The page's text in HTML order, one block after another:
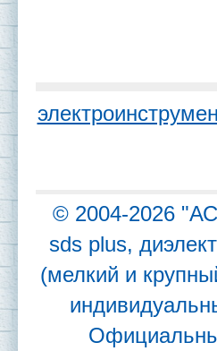
© 2004-2026
sds plus,
(мелкий и